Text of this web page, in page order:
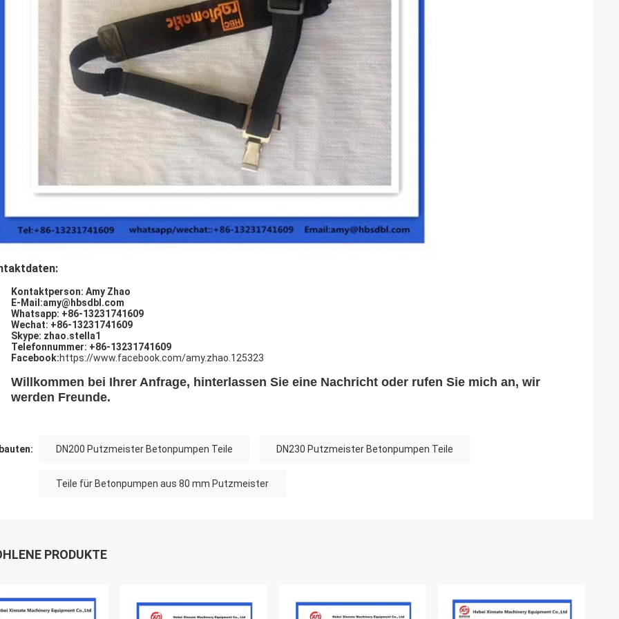
Kontaktperson: Amy Zhao
E-Mail:amy@hbsdbl.com
Whatsapp: +86-13231741609
Wechat: +86-13231741609
Skype: zhao.stella1
Telefonnummer: +86-13231741609
Facebook:https://www.facebook.com/amy.zhao.125323
Willkommen bei Ihrer Anfrage, hinterlassen Sie eine Nachricht oder rufen Sie mich an, wir
werden Freunde.
DN200 Putzmeister Betonpumpen Teile DN230 Putzmeister Betonpumpen Teile
Teile für Betonpumpen aus 80 mm Putzmeister
PRODUKTE